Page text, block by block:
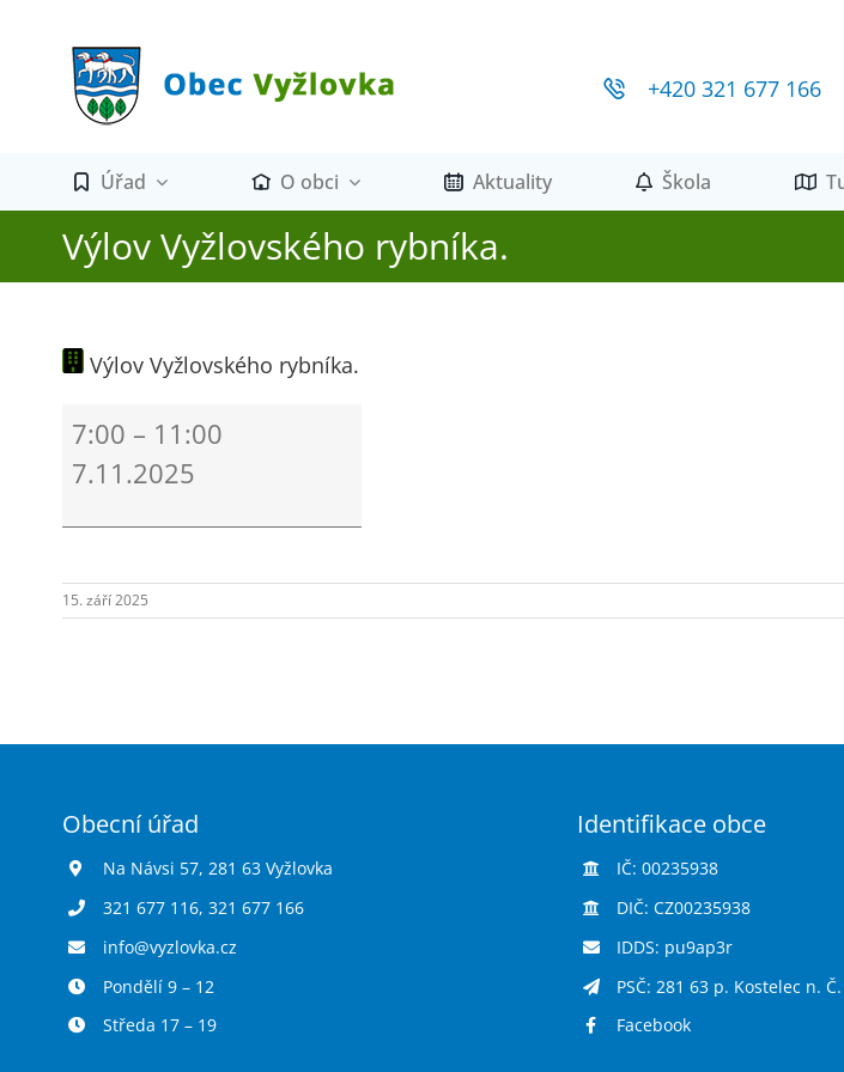
+420 321 677 166
Úřad O obci Aktuality Škola
Výlov Vyžlovského rybníka.
Výlov Vyžlovského rybníka.
Vyžlovského
rybníka.
7:00 – 11:00
7.11.2025
15. září 2025
Obecní úřad
Na Návsi 57, 281 63 Vyžlovka
321 677 116, 321 677 166
info@vyzlovka.cz
Pondělí 9 – 12
Středa 17 – 19
Identifikace obce
IČ: 00235938
DIČ: CZ00235938
IDDS: pu9ap3r
PSČ: 281 63 p. Kostelec n.
Facebook